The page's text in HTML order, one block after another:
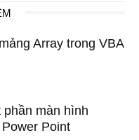
Array trong VBA
phần màn hình
Point